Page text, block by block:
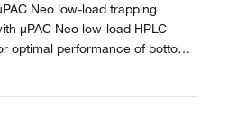
Neo low-load trapping
μPAC Neo low-load HPLC
optimal performance of bottom-